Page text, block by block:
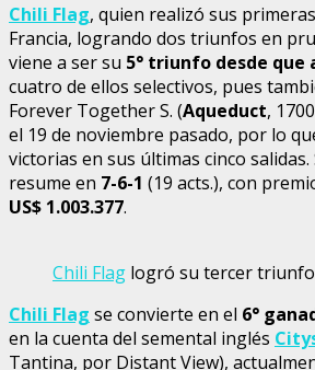
Chili Flag, quien realizó sus
Francia, logrando dos triunfos en
viene a ser su 5° triunfo desde que
cuatro de ellos selectivos, pues
Forever Together S. (Aqueduct,
el 19 de noviembre pasado, por lo
victorias en sus últimas cinco
resume en 7-6-1 (19 acts.), con
US$ 1.003.377.
Chili Flag logró su tercer triunfo
Chili Flag se convierte en el 6°
en la cuenta del semental inglés
Tantina, por Distant View),